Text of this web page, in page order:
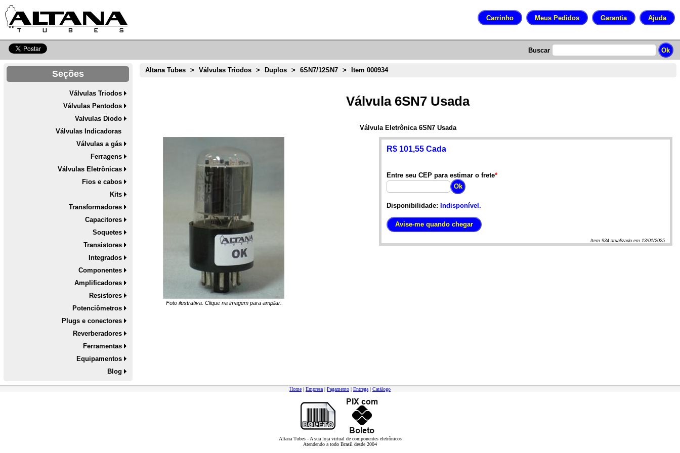
Buscar
Seções
Válvulas Triodos
Válvulas Pentodos
Valvulas Diodo
Válvulas Indicadoras
Válvulas a gás
Ferragens
Válvulas Eletrônicas
Fios e cabos
Kits
Transformadores
Capacitores
Soquetes
Transistores
Integrados
Componentes
Amplificadores
Resistores
Potenciômetros
Plugs e conectores
Reverberadores
Ferramentas
Equipamentos
Blog
Altana Tubes > Válvulas Triodos > Duplos > 6SN7/12SN7 > Item 000934
Válvula 6SN7 Usada
Válvula Eletrônica 6SN7 Usada
Foto ilustrativa. Clique na imagem para ampliar.
R$ 101,55 Cada
Entre seu CEP para estimar o frete*
Disponibilidade: Indisponível.
Item934 atualizado em 13/01/2025
Home | Empresa | Pagamento | Entrega | Catálogo
Altana Tubes - A sua loja virtual de componentes eletrônicos
Atendendo a todo Brasil desde 2004